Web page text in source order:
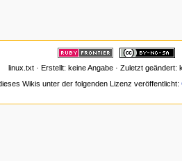
linux.txt · Erstellt: keine Angabe · Zuletzt geändert:
Wikis unter der folgenden Lizenz veröffentlicht: